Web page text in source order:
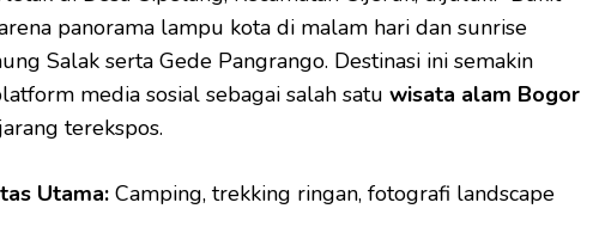
panorama lampu kota di malam hari dan sunrise
Salak serta Gede Pangrango. Destinasi ini semakin
media sosial sebagai salah satu wisata alam Bogor
terekspos.
Utama: Camping, trekking ringan, fotografi landscape